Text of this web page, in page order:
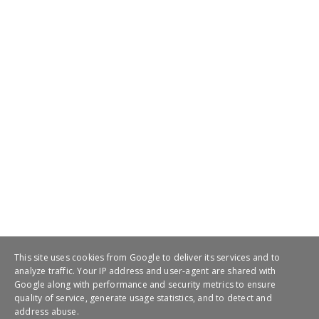
This site uses cookies from Google to deliver its services and to
analyze traffic. Your IP address and user-agent are shared with
Google along with performance and security metrics to ensure
quality of service, generate usage statistics, and to detect and
address abuse.